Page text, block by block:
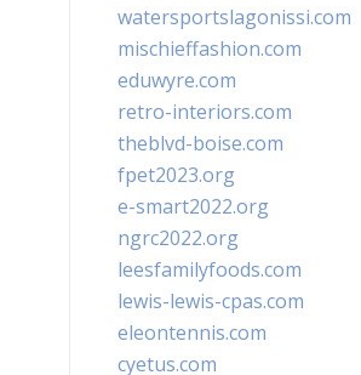
watersportslagonissi.com
mischieffashion.com
eduwyre.com
retro-interiors.com
theblvd-boise.com
fpet2023.org
e-smart2022.org
ngrc2022.org
leesfamilyfoods.com
lewis-lewis-cpas.com
eleontennis.com
cyetus.com